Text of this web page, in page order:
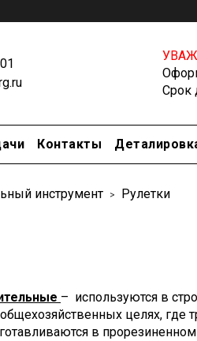
Срок
Контакты
инструмент Рулетки
– используются в
целях, где
в